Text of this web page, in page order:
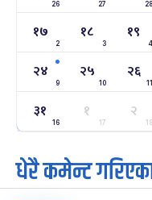
शनि फाल्गुन २२, २०८३
सोम
अन्तराष्ट्रिय नारी
फाल्गुन २४, २०८३-
२५
मंगल
ग्याल्पो ल्होसार
फाल्गुन २५, २०८३
७
आइत
पूर्णिमा व्रत
चैत्र ७, २०८३-Mar 21,
26 27 28
१७
2
१८
3
१९
4
२४
9
२५
10
२६
11
३१
16
१
17
२
18
धेरै कमेन्ट